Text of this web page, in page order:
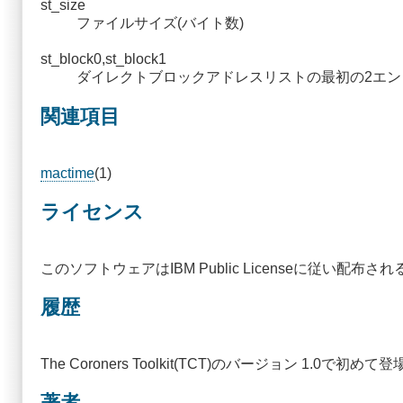
st_size
ファイルサイズ(バイト数)
st_block0,st_block1
ダイレクトブロックアドレスリストの最初の2エン
関連項目
mactime(1)
ライセンス
このソフトウェアはIBM Public Licenseに従い配布され
履歴
The Coroners Toolkit(TCT)のバージョン 1.0で初めて登